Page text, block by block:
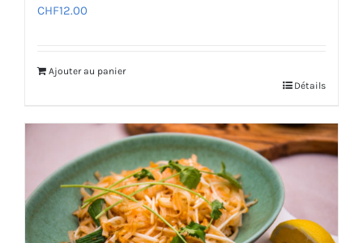
CHF12.00
Ajouter au panier
Détails